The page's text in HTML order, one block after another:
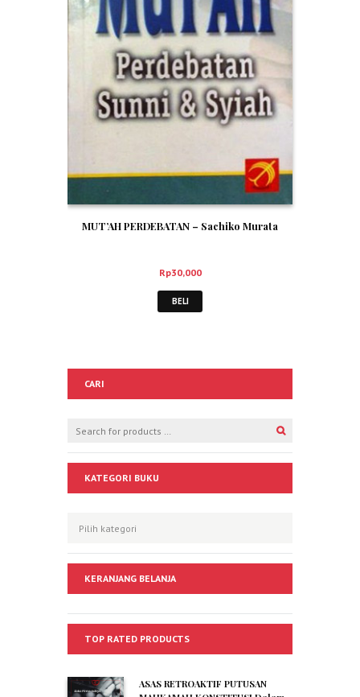
MUT’AH PERDEBATAN – Sachiko Murata
Rp30,000
BELI
CARI
KATEGORI BUKU
KERANJANG BELANJA
TOP RATED PRODUCTS
ASAS RETROAKTIF PUTUSAN